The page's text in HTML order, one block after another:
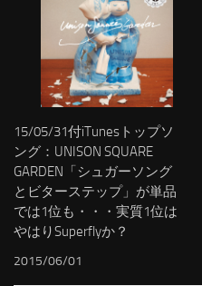
15/05/31付iTunesトップソ
ング：UNISON SQUARE
GARDEN「シュガーソング
とビターステップ」が単品
では1位も・・・実質1位は
やはりSuperflyか？
2015/06/01